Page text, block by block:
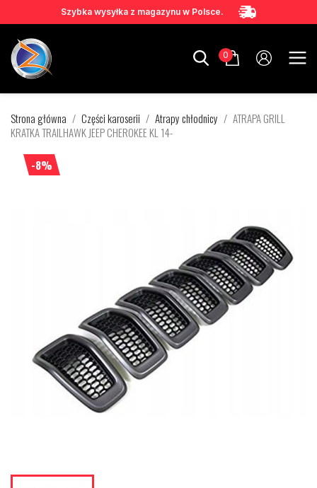
Szybka wysyłka z magazynu w Polsce.
0
Strona główna Części karoserii Atrapy chłodnicy
ATRAPA GRILL
KRATKA TRAILHAWK JEEP CHEROKEE KL 14-
-8%